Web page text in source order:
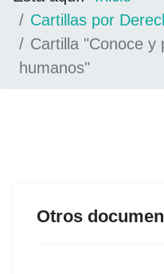
Cartillas por
Cartilla "Conoce y
humanos"
Otros